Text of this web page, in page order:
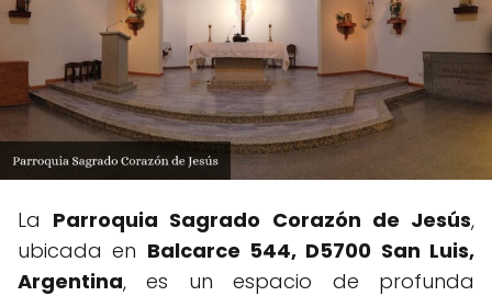
La Parroquia Sagrado Corazón de Jesús,
ubicada en Balcarce 544, D5700 San Luis,
Argentina, es un espacio de profunda